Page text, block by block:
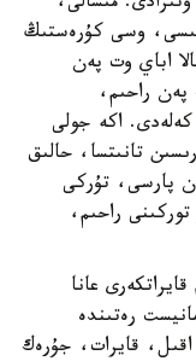
وسى كۇرەستىڭ
اباي وت پەن
راحىم،
كەلەدى. اكە جولى
تانىتسا، حالىق
پارسى، تۇركى
راحىم،
عانا
رەتىندە
اقىل، قايرات، جۇرەك